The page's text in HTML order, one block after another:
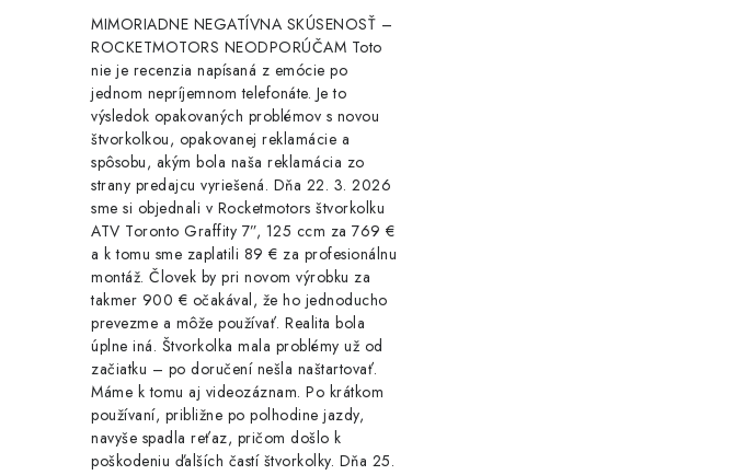
ý
p
i
s
u
MIMORIADNE NEGATÍVNA SKÚSENOSŤ –
ROCKETMOTORS NEODPORÚČAM Toto
nie je recenzia napísaná z emócie po
jednom nepríjemnom telefonáte. Je to
výsledok opakovaných problémov s novou
štvorkolkou, opakovanej reklamácie a
spôsobu, akým bola naša reklamácia zo
strany predajcu vyriešená. Dňa 22. 3. 2026
sme si objednali v Rocketmotors štvorkolku
ATV Toronto Graffity 7”, 125 ccm za 769 €
a k tomu sme zaplatili 89 € za profesionálnu
montáž. Človek by pri novom výrobku za
takmer 900 € očakával, že ho jednoducho
prevezme a môže používať. Realita bola
úplne iná. Štvorkolka mala problémy už od
začiatku – po doručení nešla naštartovať.
Máme k tomu aj videozáznam. Po krátkom
používaní, približne po polhodine jazdy,
navyše spadla reťaz, pričom došlo k
poškodeniu ďalších častí štvorkolky. Dňa 25.